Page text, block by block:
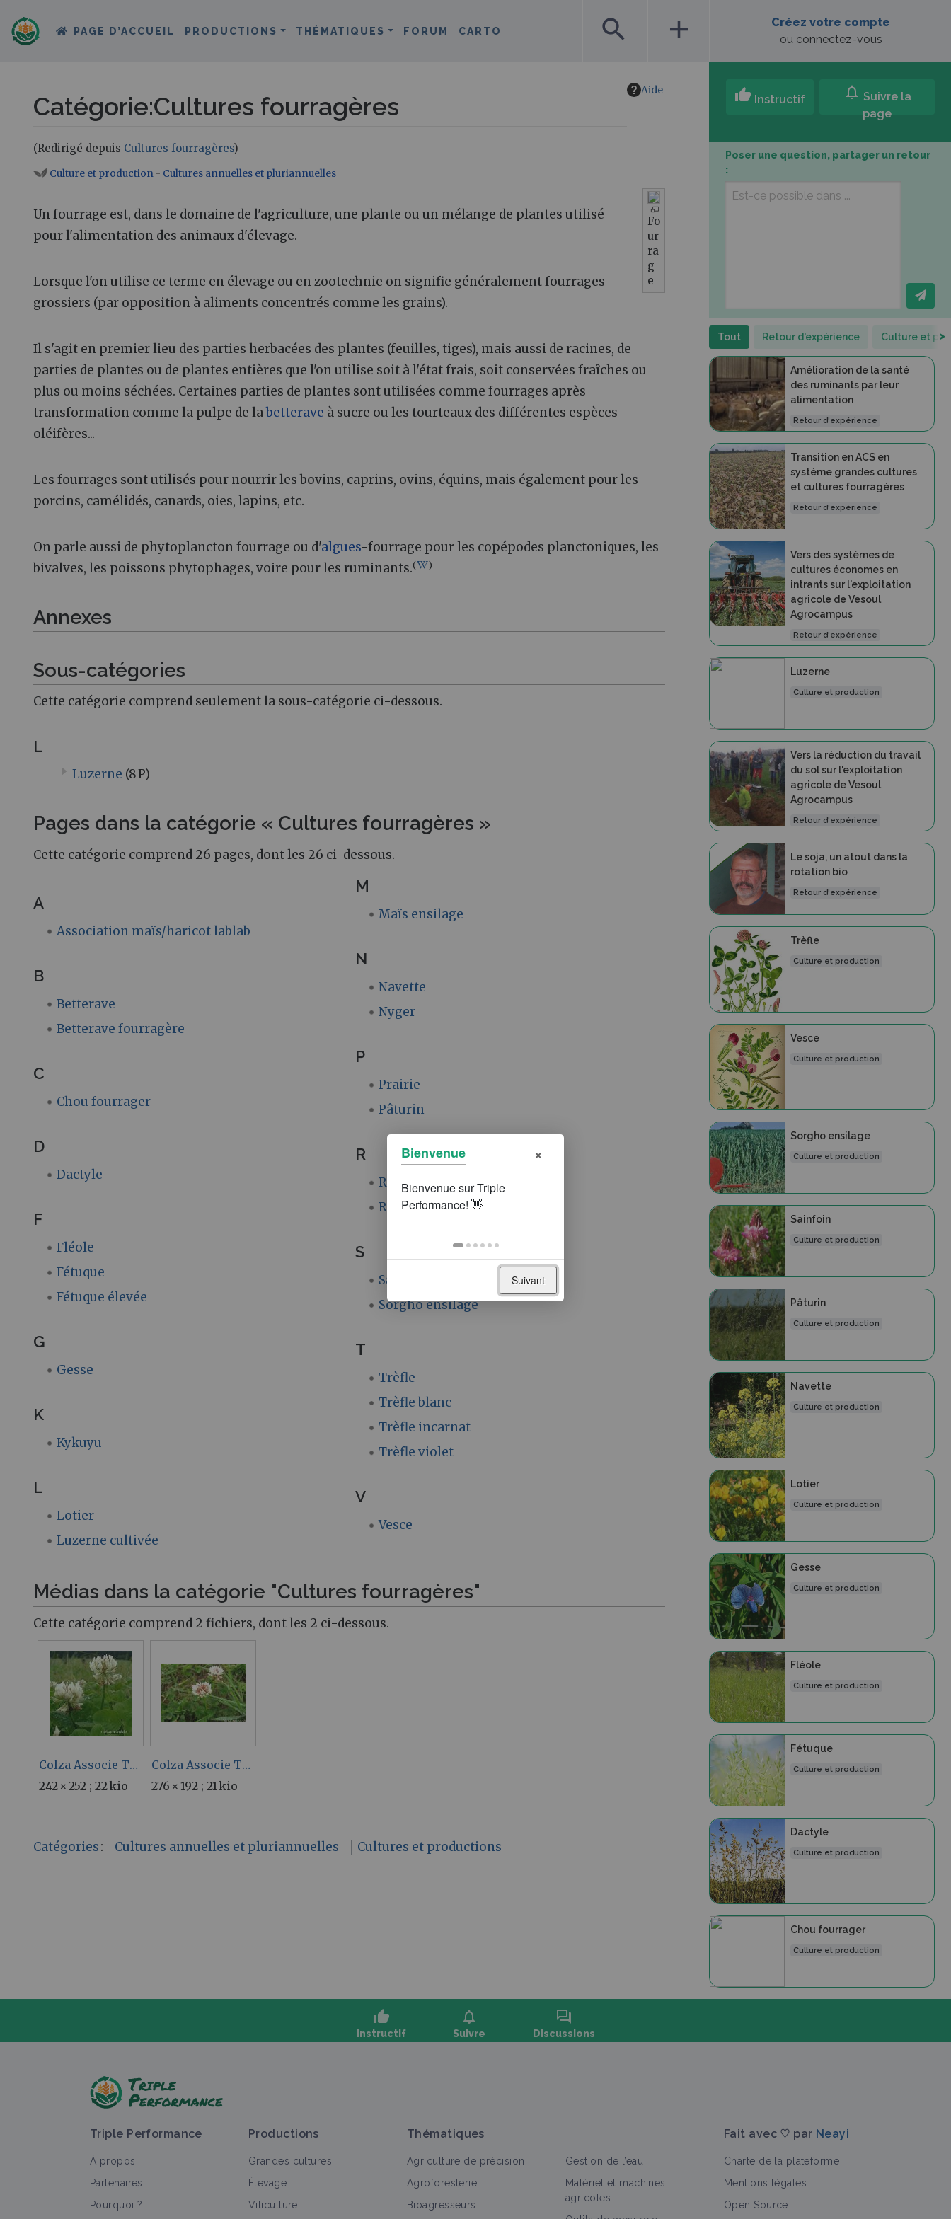
PAGE D’ACCUEIL PRODUCTIONS THÉMATIQUES FORUM CARTO search add
Créez votre compte
ou connectez-vous
Aide
Catégorie:Cultures fourragères
(Redirigé depuis Cultures fourragères)
Aller à :navigation,rechercher
Culture et production - Cultures annuelles et pluriannuelles
Fo
ur
ra
g
e
Un fourrage est, dans le domaine de l'agriculture, une plante ou un mélange de plantes utilisé
pour l'alimentation des animaux d'élevage.
Lorsque l'on utilise ce terme en élevage ou en zootechnie on signifie généralement fourrages
grossiers (par opposition à aliments concentrés comme les grains).
Il s'agit en premier lieu des parties herbacées des plantes (feuilles, tiges), mais aussi de racines, de
parties de plantes ou de plantes entières que l'on utilise soit à l'état frais, soit conservées fraîches ou
plus ou moins séchées. Certaines parties de plantes sont utilisées comme fourrages après
transformation comme la pulpe de labetterave à sucre ou les tourteaux des différentes espèces
oléifères...
Les fourrages sont utilisés pour nourrir les bovins, caprins, ovins, équins, mais également pour les
porcins, camélidés, canards, oies, lapins, etc.
On parle aussi de phytoplancton fourrage ou d'algues-fourrage pour les copépodes planctoniques, les
bivalves, les poissons phytophages, voire pour les ruminants.( )
Annexes
Sous-catégories
Cette catégorie comprend seulement la sous-catégorie ci-dessous.
L
Luzerne (8 P)
Pages dans la catégorie « Cultures fourragères »
Cette catégorie comprend 26 pages, dont les 26 ci-dessous.
A
Association maïs/haricot lablab
B
Betterave
Betterave fourragère
C
Chou fourrager
D
Dactyle
F
Fléole
Fétuque
Fétuque élevée
G
Gesse
K
Kykuyu
L
Lotier
Luzerne cultivée
M
Maïs ensilage
N
Navette
Nyger
P
Prairie
Pâturin
R
Radis fourrager
Ray-grass
S
Sainfoin
Sorgho ensilage
T
Trèfle
Trèfle blanc
Trèfle incarnat
Trèfle violet
V
Vesce
Médias dans la catégorie "Cultures fourragères"
Cette catégorie comprend 2 fichiers, dont les 2 ci-dessous.
Colza Associe TrefleAlexandrie.jpg
242 × 252 ; 22 kio
Colza Associe TrefleBlancNain.jpg
276 × 192 ; 21 kio
Catégories: Cultures annuelles et pluriannuelles Cultures et productions
thumb_up Instructif notifications Suivre la
page
Poser une question, partager un retour
:
Tout Retour d'expérience Culture et >
Amélioration de la santé
des ruminants par leur
alimentation
Retour d'expérience
Transition en ACS en
système grandes cultures
et cultures fourragères
Retour d'expérience
Vers des systèmes de
cultures économes en
intrants sur l'exploitation
agricole de Vesoul
Agrocampus
Retour d'expérience
Luzerne
Culture et production
Vers la réduction du travail
du sol sur l'exploitation
agricole de Vesoul
Agrocampus
Retour d'expérience
Le soja, un atout dans la
rotation bio
Retour d'expérience
Trèfle
Culture et production
Vesce
Culture et production
Sorgho ensilage
Culture et production
Sainfoin
Culture et production
Pâturin
Culture et production
Navette
Culture et production
Lotier
Culture et production
Gesse
Culture et production
Fléole
Culture et production
Fétuque
Culture et production
Dactyle
Culture et production
Chou fourrager
Culture et production
thumb_up
Instructif
notifications
Suivre
forum
Discussions
Triple Performance
À propos
Partenaires
Pourquoi ?
Productions
Grandes cultures
Élevage
Viticulture
Thématiques
Agriculture de précision
Agroforesterie
Bioagresseurs
Gestion de l’eau
Matériel et machines
agricoles
Fait avec ♡ par Neayi
Charte de la plateforme
Mentions légales
Open Source
Bienvenue ×
Suivant